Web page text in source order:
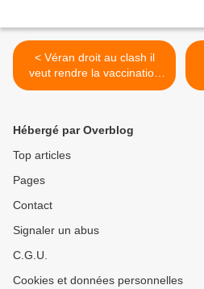
< Véran droit au clash il
veut rendre la vaccination
obligatoire !
Hébergé par Overblog
Top articles
Pages
Contact
Signaler un abus
C.G.U.
Cookies et données personnelles